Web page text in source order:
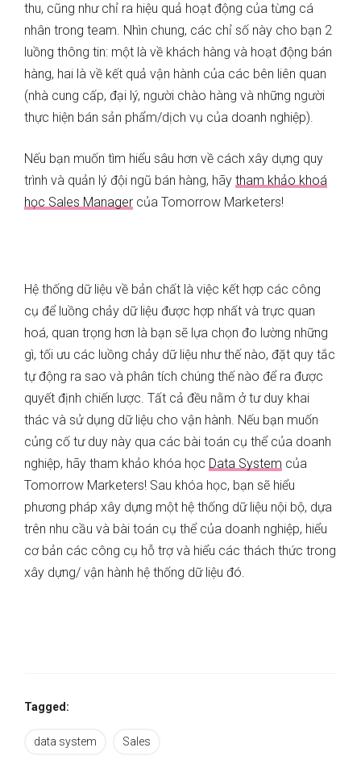
thu, cũng như chỉ ra hiệu quả hoạt động của từng cá
nhân trong team. Nhìn chung, các chỉ số này cho bạn 2
luồng thông tin: một là về khách hàng và hoạt động bán
hàng, hai là về kết quả vận hành của các bên liên quan
(nhà cung cấp, đại lý, người chào hàng và những người
thực hiện bán sản phẩm/dịch vụ của doanh nghiệp).
Nếu bạn muốn tìm hiểu sâu hơn về cách xây dựng quy
trình và quản lý đội ngũ bán hàng, hãy tham khảo khoá
học Sales Manager của Tomorrow Marketers!
Hệ thống dữ liệu về bản chất là việc kết hợp các công
cụ để luồng chảy dữ liệu được hợp nhất và trực quan
hoá, quan trọng hơn là bạn sẽ lựa chọn đo lường những
gì, tối ưu các luồng chảy dữ liệu như thế nào, đặt quy tắc
tự động ra sao và phân tích chúng thế nào để ra được
quyết định chiến lược. Tất cả đều nằm ở tư duy khai
thác và sử dụng dữ liệu cho vận hành. Nếu bạn muốn
củng cố tư duy này qua các bài toán cụ thể của doanh
nghiệp, hãy tham khảo khóa học Data System của
Tomorrow Marketers! Sau khóa học, bạn sẽ hiểu
phương pháp xây dựng một hệ thống dữ liệu nội bộ, dựa
trên nhu cầu và bài toán cụ thể của doanh nghiệp, hiểu
cơ bản các công cụ hỗ trợ và hiểu các thách thức trong
xây dựng/ vận hành hệ thống dữ liệu đó.
Tagged:
data system Sales